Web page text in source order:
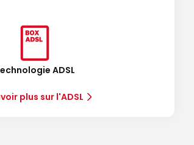
ADSL
plus sur l'ADSL